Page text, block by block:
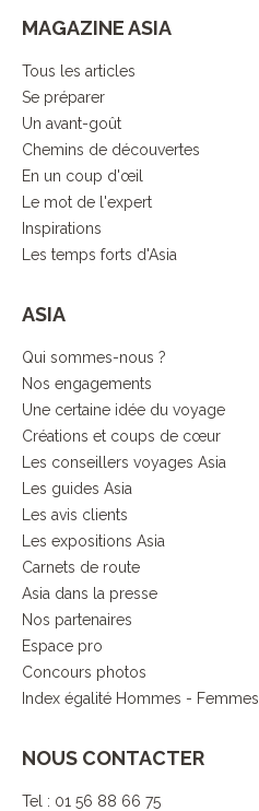
MAGAZINE ASIA
Tous les articles
Se préparer
Un avant-goût
Chemins de découvertes
En un coup d'œil
Le mot de l'expert
Inspirations
Les temps forts d'Asia
ASIA
Qui sommes-nous ?
Nos engagements
Une certaine idée du voyage
Créations et coups de cœur
Les conseillers voyages Asia
Les guides Asia
Les avis clients
Les expositions Asia
Carnets de route
Asia dans la presse
Nos partenaires
Espace pro
Concours photos
Index égalité Hommes - Femmes
NOUS CONTACTER
Tel : 01 56 88 66 75